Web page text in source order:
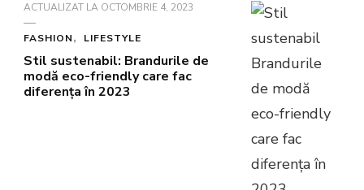
ACTUALIZAT LA OCTOMBRIE 4, 2023
FASHION LIFESTYLE
Stil sustenabil: Brandurile de
modă eco-friendly care fac
diferența în 2023